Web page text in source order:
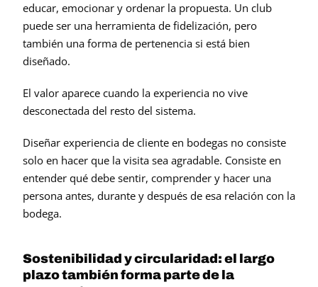
educar, emocionar y ordenar la propuesta. Un club
puede ser una herramienta de fidelización, pero
también una forma de pertenencia si está bien
diseñado.
El valor aparece cuando la experiencia no vive
desconectada del resto del sistema.
Diseñar experiencia de cliente en bodegas no consiste
solo en hacer que la visita sea agradable. Consiste en
entender qué debe sentir, comprender y hacer una
persona antes, durante y después de esa relación con la
bodega.
Sostenibilidad y circularidad: el largo
plazo también forma parte de la